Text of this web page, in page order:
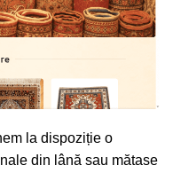
la dispoziție o
din lână sau mătase